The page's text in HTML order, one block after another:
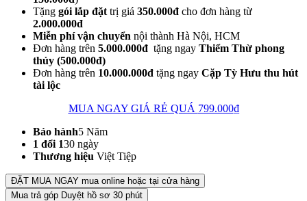
Tặng gói lắp đặt trị giá 350.000đ cho đơn hàng từ
2.000.000đ
Miễn phí vận chuyển nội thành Hà Nội, HCM
Đơn hàng trên 5.000.000đ tặng ngay Thiểm Thừ phong
thủy (500.000đ)
Đơn hàng trên 10.000.000đ tặng ngay Cặp Tỳ Hưu thu hút
tài lộc
MUA NGAY GIÁ RẺ QUÁ 799.000₫
Bảo hành5 Năm
1 đổi 130 ngày
Thương hiệu Việt Tiệp
ĐẶT MUA NGAY mua online hoặc tại cửa hàng
Mua trả góp Duyệt hồ sơ 30 phút